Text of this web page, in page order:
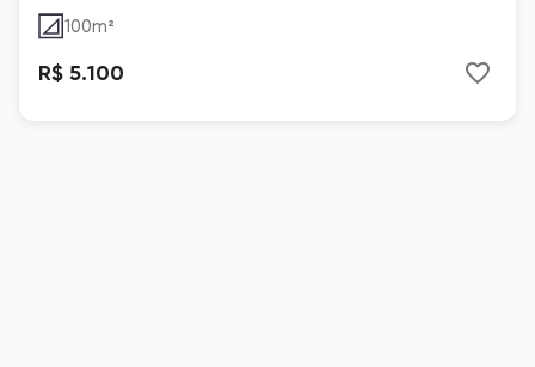
100m²
R$ 5.100